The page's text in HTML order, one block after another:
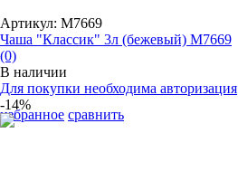
избранное сравнить
Артикул: М7669
Чаша "Классик" 3л (бежевый) М7669
(0)
В наличии
Для покупки необходима авторизация
-14%